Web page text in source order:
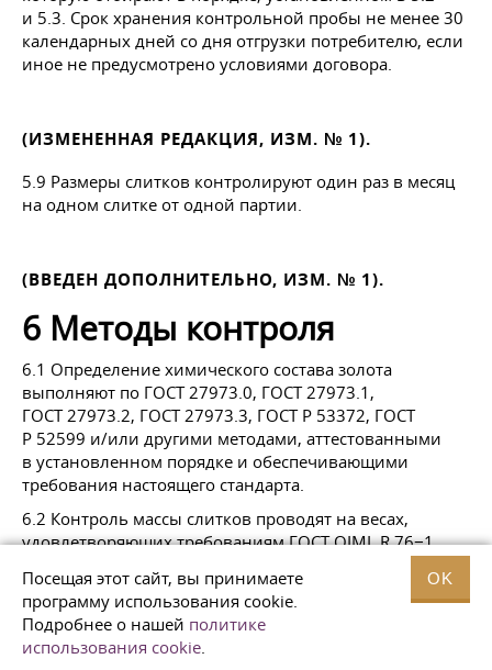
Посещая этот сайт, вы принимаете
программу использования cookie.
Подробнее о нашей политике
использования cookie.
OK
и 5.3. Срок хранения контрольной пробы не менее 30
календарных дней со дня отгрузки потребителю, если
иное не предусмотрено условиями договора.
(ИЗМЕНЕННАЯ РЕДАКЦИЯ, ИЗМ. № 1).
5.9 Размеры слитков контролируют один раз в месяц
на одном слитке от одной партии.
(ВВЕДЕН ДОПОЛНИТЕЛЬНО, ИЗМ. № 1).
6 Методы контроля
6.1 Определение химического состава золота
выполняют по ГОСТ 27973 .0, ГОСТ 27973 .1,
ГОСТ 27973 .2, ГОСТ 27973 .3, ГОСТ Р 53372, ГОСТ
Р 52599 и/или другими методами, аттестованными
в установленном порядке и обеспечивающими
требования настоящего стандарта.
6.2 Контроль массы слитков проводят на весах,
удовлетворяющих требованиям ГОСТ OIML R 76−1
Допускается применение других средств измерений
массы при условии соответствия применяемых весов
высокому (II) или специальному (I) классу точности